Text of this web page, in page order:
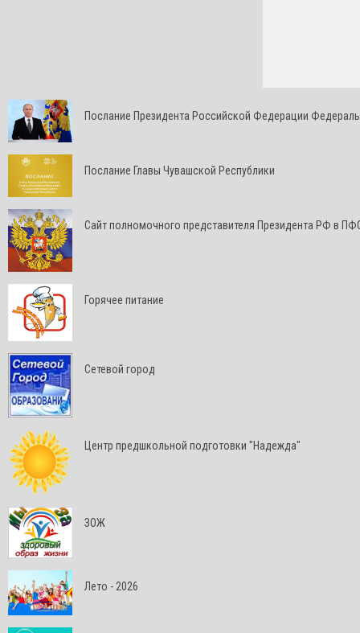
Послание Президента Российской Федерации
Послание Главы Чувашской Республики
Cайт полномочного представителя Президента РФ в
Горячее питание
Сетевой город
Центр предшкольной подготовки "Надежда"
ЗОЖ
Лето - 2026